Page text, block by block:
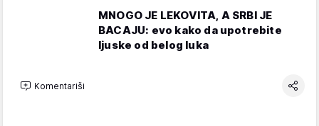
MNOGO JE LEKOVITA, A SRBI JE
BACAJU: evo kako da upotrebite
ljuske od belog luka
Komentariši